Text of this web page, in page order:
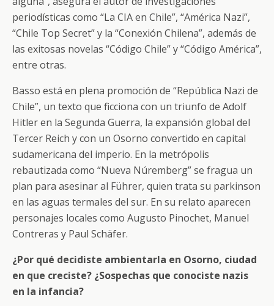
periodísticas como “La CIA en Chile”, “América Nazi”,
“Chile Top Secret” y la “Conexión Chilena”, además de
las exitosas novelas “Código Chile” y “Código América”,
entre otras.
Basso está en plena promoción de “República Nazi de
Chile”, un texto que ficciona con un triunfo de Adolf
Hitler en la Segunda Guerra, la expansión global del
Tercer Reich y con un Osorno convertido en capital
sudamericana del imperio. En la metrópolis
rebautizada como “Nueva Núremberg” se fragua un
plan para asesinar al Führer, quien trata su parkinson
en las aguas termales del sur. En su relato aparecen
personajes locales como Augusto Pinochet, Manuel
Contreras y Paul Schäfer.
¿Por qué decidiste ambientarla en Osorno, ciudad
en que creciste? ¿Sospechas que conociste nazis
en la infancia?